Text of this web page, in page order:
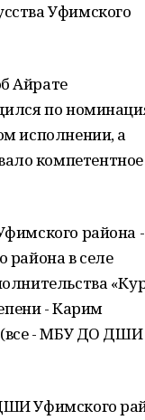
Уфимского
Айрате
по
исполнении, а
компетентное
района -
района в селе
- Карим
(все - МБУ ДО ДШИ
Уфимского